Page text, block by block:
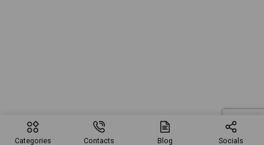
Categories Contacts Blog Socials